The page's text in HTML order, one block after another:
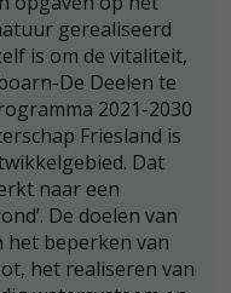
gerealiseerd
is om de vitaliteit,
De Deelen te
2021-2030
Friesland is
Dat
naar een
De doelen van
het beperken van
het realiseren van